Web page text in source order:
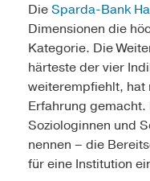
DieSparda-Bank
Dimensionen die
Kategorie. Die
härteste der vier
weiterempfiehlt, hat
Erfahrung
Soziologinnen und
nennen – die
für eine Institution